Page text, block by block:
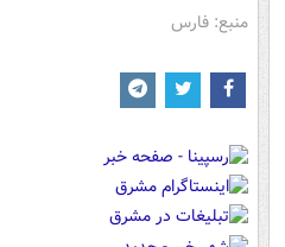
منبع: فارس